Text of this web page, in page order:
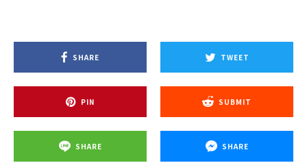
SHARE TWEET
PIN SUBMIT
SHARE SHARE